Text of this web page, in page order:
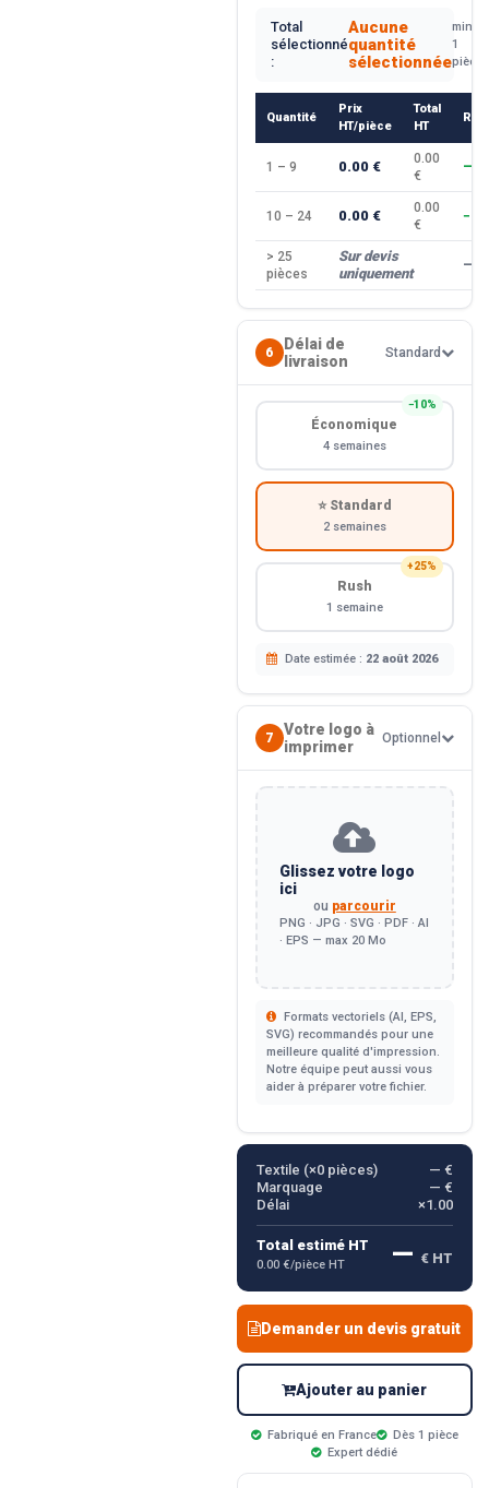
Total
sélectionné
:
Aucune
quantité
sélectionnée
min.
1
pièce
Quantité
Prix
HT/pièce
Total
HT
1 – 9 0.00 €
0.00
€
—
10 – 24 0.00 €
0.00
€
> 25
pièces
Sur devis
uniquement
—
6
Délai de
livraison
Standard
−10%
Économique
4 semaines
⭐ Standard
2 semaines
+25%
Rush
1 semaine
Date estimée : 22 août 2026
7
Votre logo à
imprimer
Optionnel
Glissez votre logo
ici
ou parcourir
PNG · JPG · SVG · PDF · AI
· EPS — max 20 Mo
Formats vectoriels (AI, EPS,
SVG) recommandés pour une
meilleure qualité d'impression.
Notre équipe peut aussi vous
aider à préparer votre fichier.
Textile (×0pièces)
— €
Marquage
— €
Délai
×1.00
Total estimé HT
0.00 €/pièce HT — € HT
Demander un devis gratuit
Ajouter au panier
Fabriqué en France
Dès 1 pièce
Expert dédié